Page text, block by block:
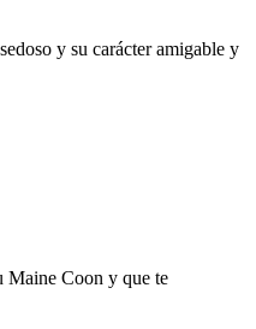
y su carácter amigable y
Maine Coon y que te